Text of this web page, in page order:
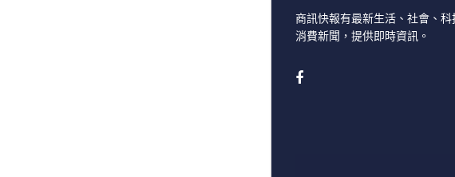
商訊快報有最新生活、社會、
消費新聞，提供即時資訊。